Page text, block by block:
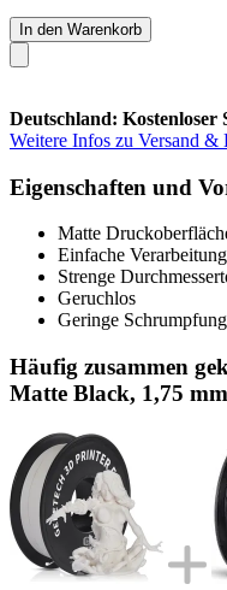
In den Warenkorb
Deutschland: Kostenloser
Weitere Infos zu Versand &
Eigenschaften und
Matte
Einfache Verarbeitung
Strenge
Geruchlos
Geringe Schrumpfung
Häufig zusammen
Matte Black, 1,75